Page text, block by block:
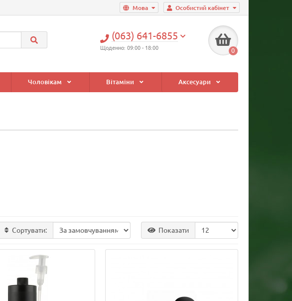
Особистий кабінет
Мова
(063) 641-6855
Щоденно: 09:00 - 18:00 0
Чоловікам Вітаміни Аксесуари
Сортувати: Показати